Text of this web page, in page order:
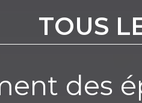
TOUS
des